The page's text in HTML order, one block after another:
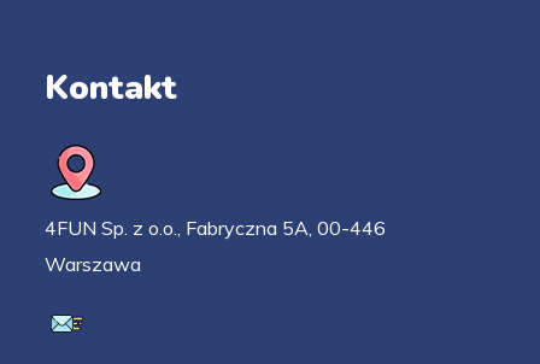
Kontakt
4FUN Sp. z o.o., Fabryczna 5A, 00-446
Warszawa